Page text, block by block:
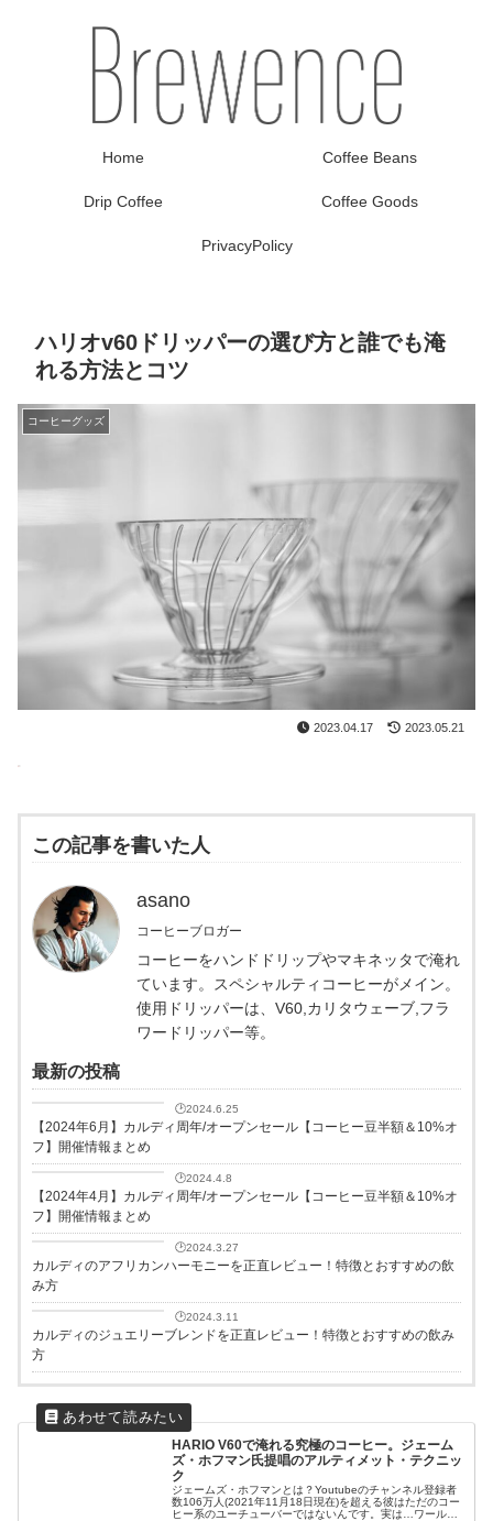
Home Coffee Beans
Drip Coffee Coffee Goods
PrivacyPolicy
ハリオv60ドリッパーの選び方と誰でも淹
れる方法とコツ
コーヒーグッズ
2023.04.17 2023.05.21
この記事を書いた人
asano
コーヒーブロガー
コーヒーをハンドドリップやマキネッタで淹れ
ています。スペシャルティコーヒーがメイン。
使用ドリッパーは、V60,カリタウェーブ,フラ
ワードリッパー等。
最新の投稿
🕑2024.6.25
【2024年6月】カルディ周年/オープンセール【コーヒー豆半額＆10%オ
フ】開催情報まとめ
カルディ
🕑2024.4.8
【2024年4月】カルディ周年/オープンセール【コーヒー豆半額＆10%オ
フ】開催情報まとめ
カルディ
🕑2024.3.27
カルディのアフリカンハーモニーを正直レビュー！特徴とおすすめの飲
み方
カルディ
🕑2024.3.11
カルディのジュエリーブレンドを正直レビュー！特徴とおすすめの飲み
方
HARIO V60で淹れる究極のコーヒー。ジェーム
ズ・ホフマン氏提唱のアルティメット・テクニッ
ク
ジェームズ・ホフマンとは？Youtubeのチャンネル登録者
数106万人(2021年11月18日現在)を超える彼はただのコー
ヒー系のユーチューバーではないんです。実は…ワールド